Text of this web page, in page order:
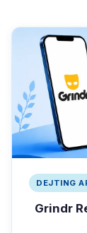
DEJTING
Grindr